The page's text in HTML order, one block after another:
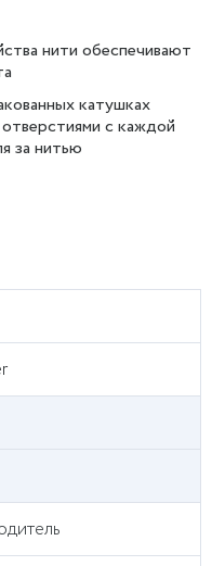
нити обеспечивают
катушках
с каждой
за нитью